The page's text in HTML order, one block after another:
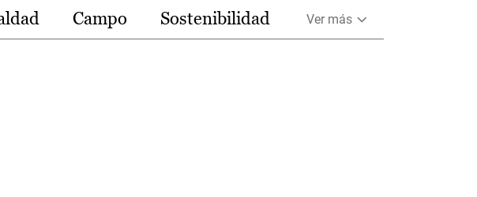
Campo Sostenibilidad Ver más